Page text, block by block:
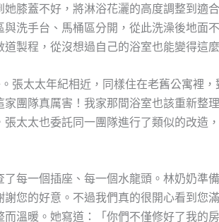
膝蓋不好，將淋浴花灑的高度調整到適
洗手台、馬桶區分開，從此洗澡後地面
製程，從沒想過自己的浴室也能變得這麼
張太太年紀相近，同樣住在老舊公寓裡
團隊真厲害！我家那間浴室也該重新整
太太也委託同一團隊進行了類似的改造
每一個插座、每一個水龍頭。林奶奶準
您的好意。不過我們真的很開心看到您
溫暖。她寫道：「你們不僅修好了我的